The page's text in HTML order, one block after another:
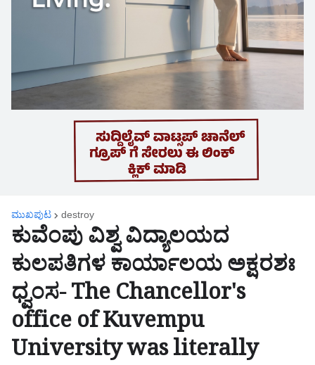
ಮುಖಪುಟ destroy
ಕುವೆಂಪು ವಿಶ್ವ ವಿದ್ಯಾಲಯದ
ಕುಲಪತಿಗಳ ಕಾರ್ಯಾಲಯ ಅಕ್ಷರಶಃ
ಧ್ವಂಸ- The Chancellor's
office of Kuvempu
University was literally